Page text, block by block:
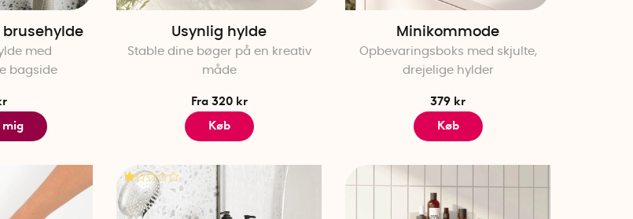
med
bagside
mig
Usynlig hylde
Stable dine bøger på en kreativ
måde
Fra 320 kr
Køb
Minikommode
Opbevaringsboks med skjulte,
drejelige hylder
379 kr
Køb